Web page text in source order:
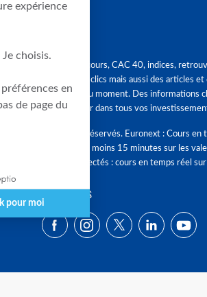
Graphique, cours, CAC 40, indices,
en quelques clics mais aussi des articles
tendances du moment. Des informations
accompagner dans tous vos
Tous droits réservés. Euronext : Cours
différés d'au moins 15 minutes sur les
clients connectés : cours en temps réel
SUIVEZ-NOUS
expérience
choisis.
en
de page du
pour moi
vos Options
vos paramètres de confidentialité, en